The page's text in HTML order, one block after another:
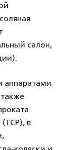
салон,
аппаратами
(ТСР), в